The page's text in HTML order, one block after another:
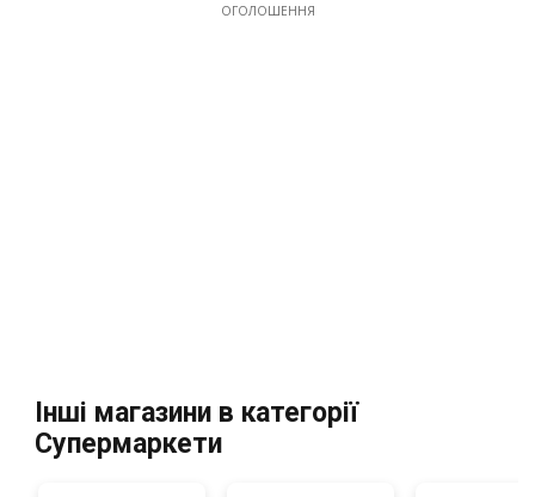
ОГОЛОШЕННЯ
Інші магазини в категорії
Супермаркети